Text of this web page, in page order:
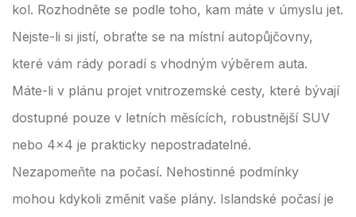
kol. Rozhodněte se podle toho, kam máte v úmyslu jet.
Nejste-li si jistí, obraťte se na místní autopůjčovny,
které vám rády poradí s vhodným výběrem auta.
Máte-li v plánu projet vnitrozemské cesty, které bývají
dostupné pouze v letních měsících, robustnější SUV
nebo 4x4 je prakticky nepostradatelné.
Nezapomeňte na počasí. Nehostinné podmínky
mohou kdykoli změnit vaše plány. Islandské počasí je